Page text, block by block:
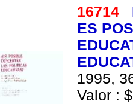
16714
ES
1995,
Valor :